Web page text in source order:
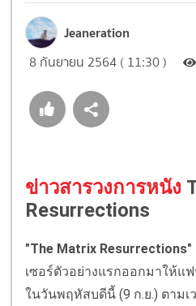
Jeaneration
8 กันยายน 2564 ( 11:30 )
ข่าวสารวงการหนัง
Resurrections
"The Matrix Resurrections"
เซอร์ตัวอย่างแรกออกมาให้แ
ในวันพฤหัสบดีนี้ (9 ก.ย.) ตามเ